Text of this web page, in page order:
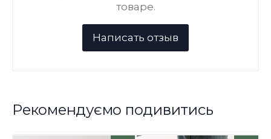
товаре.
Рекомендуємо подивитись